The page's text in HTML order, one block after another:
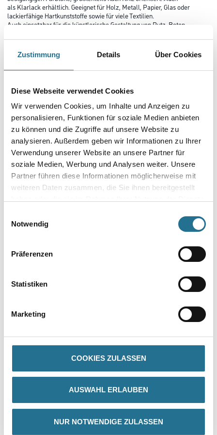
Zustimmung Details Über Cookies
Diese Webseite verwendet Cookies
Wir verwenden Cookies, um Inhalte und Anzeigen zu
personalisieren, Funktionen für soziale Medien anbieten
zu können und die Zugriffe auf unsere Website zu
analysieren. Außerdem geben wir Informationen zu Ihrer
Verwendung unserer Website an unsere Partner für
soziale Medien, Werbung und Analysen weiter. Unsere
Partner führen diese Informationen möglicherweise mit
weiteren Daten zusammen, die Sie ihnen bereitgestellt
Notwendig
Präferenzen
Statistiken
Marketing
COOKIES ZULASSEN
AUSWAHL ERLAUBEN
NUR NOTWENDIGE ZULASSEN
als Klarlack erhältlich. Geeignet für Holz, Metall, Papier, Glas oder
lackierfähige Hartkunststoffe sowie für viele Textilien.
Auch einsetzbar für die künstlerische Gestaltung von Putz, Beton,
Farbtonbezeichnung
Glanzgrad
Gebinde
Umrechnungsfaktoren
Staubtrocken: 10 min, grifffest: 30 min, durchgetrocknet: 2 h,
überlackierbar: 24 h
Arbeitstemperatur: 10 - 25 °C
Ergiebigkeit: 0.8 - 1.5 m²